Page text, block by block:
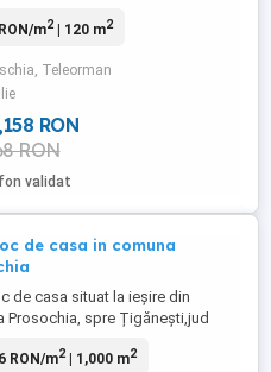
m2| 120 m2
Teleorman
RON
RON
validat
de casa in comuna
de casa situat la ieșire din
Prosochia, spre Țigănești,jud
cu 20m deschidere si cu 50m zona
RON/m2| 1,000 m2